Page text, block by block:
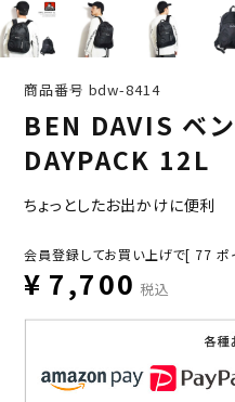
商品番号 bdw-8414
BEN DAVIS ベ
DAYPACK 12L
ちょっとしたお出かけに便利
会員登録してお買い上げで[ 77 ポ
¥ 7,700 税込